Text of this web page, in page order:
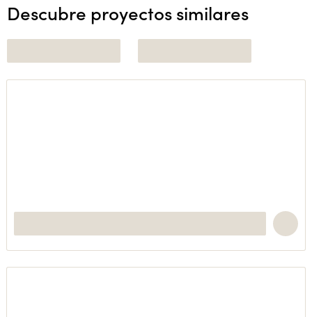
Descubre proyectos similares